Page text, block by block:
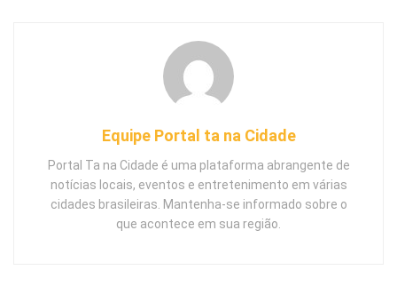
Equipe Portal ta na Cidade
Portal Ta na Cidade é uma plataforma abrangente de
notícias locais, eventos e entretenimento em várias
cidades brasileiras. Mantenha-se informado sobre o
que acontece em sua região.